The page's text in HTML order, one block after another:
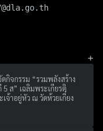
กิจกรรม “รวมพลังสร้าง
ส” เฉลิมพระเกียรติ
จ้าอยู่หัว ณ วัดห้วยเกี๋ยง